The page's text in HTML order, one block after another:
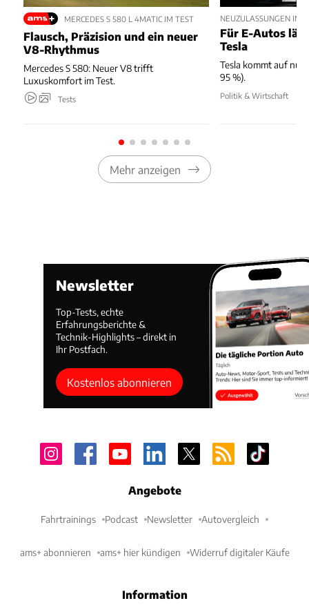
MERCEDES S 580 L 4MATIC IM TEST
Flausch, Präzision und ein neuer
V8-Rhythmus
Mercedes S 580: Neuer V8 trifft
Luxuskomfort im Test.
Tests
NEUZULASSUNGEN IM
Für E-Autos
Tesla
Tesla kommt auf nur
95 %).
Politik & Wirtschaft
Mehr anzeigen
Newsletter
Top-Tests, echte
Erfahrungsberichte &
Technik-Highlights – direkt in
Ihr Postfach.
Kostenlos abonnieren
Angebote
Fahrtrainings Podcast Newsletter Autovergleich
ams+ abonnieren ams+ hier kündigen Widerruf digitaler Käufe
Information